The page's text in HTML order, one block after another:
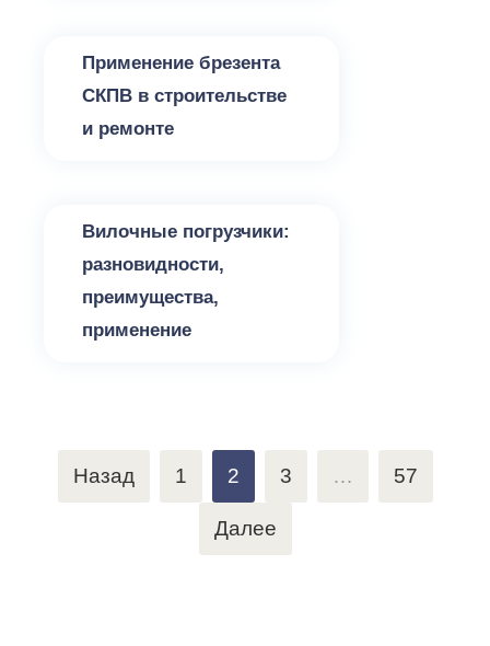
Применение брезента
СКПВ в строительстве
и ремонте
Вилочные погрузчики:
разновидности,
преимущества,
применение
Пагинация
записей
Назад 1 2 3 … 57
Далее